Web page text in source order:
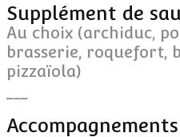
Supplément de
Au choix (archiduc,
brasserie, roquefort,
pizzaïola)
Accompagnements